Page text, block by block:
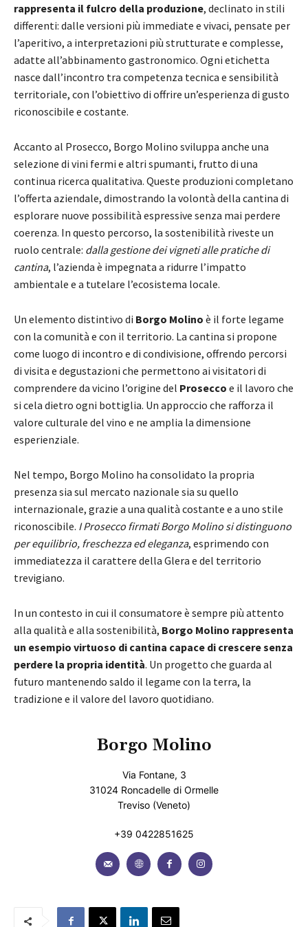
rappresenta il fulcro della produzione, declinato in stili
differenti: dalle versioni più immediate e vivaci, pensate per
l’aperitivo, a interpretazioni più strutturate e complesse,
adatte all’abbinamento gastronomico. Ogni etichetta
nasce dall’incontro tra competenza tecnica e sensibilità
territoriale, con l’obiettivo di offrire un’esperienza di gusto
riconoscibile e costante.
Accanto al Prosecco, Borgo Molino sviluppa anche una
selezione di vini fermi e altri spumanti, frutto di una
continua ricerca qualitativa. Queste produzioni completano
l’offerta aziendale, dimostrando la volontà della cantina di
esplorare nuove possibilità espressive senza mai perdere
coerenza. In questo percorso, la sostenibilità riveste un
ruolo centrale: dalla gestione dei vigneti alle pratiche di
cantina, l’azienda è impegnata a ridurre l’impatto
ambientale e a tutelare l’ecosistema locale.
Un elemento distintivo di Borgo Molino è il forte legame
con la comunità e con il territorio. La cantina si propone
come luogo di incontro e di condivisione, offrendo percorsi
di visita e degustazioni che permettono ai visitatori di
comprendere da vicino l’origine del Prosecco e il lavoro che
si cela dietro ogni bottiglia. Un approccio che rafforza il
valore culturale del vino e ne amplia la dimensione
esperienziale.
Nel tempo, Borgo Molino ha consolidato la propria
presenza sia sul mercato nazionale sia su quello
internazionale, grazie a una qualità costante e a uno stile
riconoscibile. I Prosecco firmati Borgo Molino si distinguono
per equilibrio, freschezza ed eleganza, esprimendo con
immediatezza il carattere della Glera e del territorio
trevigiano.
In un contesto in cui il consumatore è sempre più attento
alla qualità e alla sostenibilità, Borgo Molino rappresenta
un esempio virtuoso di cantina capace di crescere senza
perdere la propria identità. Un progetto che guarda al
futuro mantenendo saldo il legame con la terra, la
tradizione e il valore del lavoro quotidiano.
Borgo Molino
Via Fontane, 3
31024 Roncadelle di Ormelle
Treviso (Veneto)
+39 0422851625